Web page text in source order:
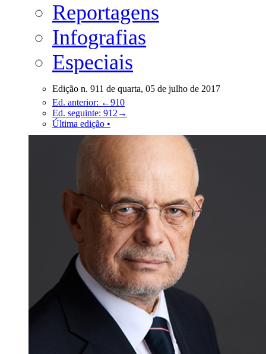
Reportagens
Infografias
Especiais
Edição n. 911 de quarta, 05 de julho de 2017
Ed. anterior: ←910
Ed. seguinte: 912→
Última edição •